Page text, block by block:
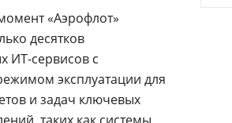
«Аэрофлот»
десятков
ИТ-сервисов с
эксплуатации для
и задач ключевых